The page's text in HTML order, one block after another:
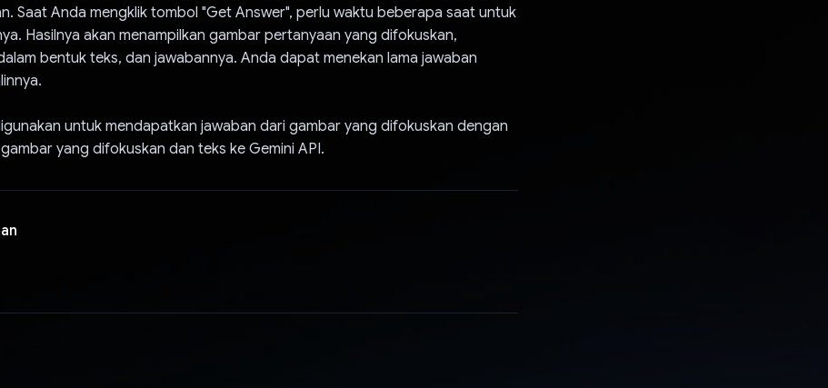
Saat Anda mengklik tombol "Get Answer", perlu waktu beberapa saat untuk
Hasilnya akan menampilkan gambar pertanyaan yang difokuskan,
bentuk teks, dan jawabannya. Anda dapat menekan lama jawaban
untuk mendapatkan jawaban dari gambar yang difokuskan dengan
yang difokuskan dan teks ke Gemini API.